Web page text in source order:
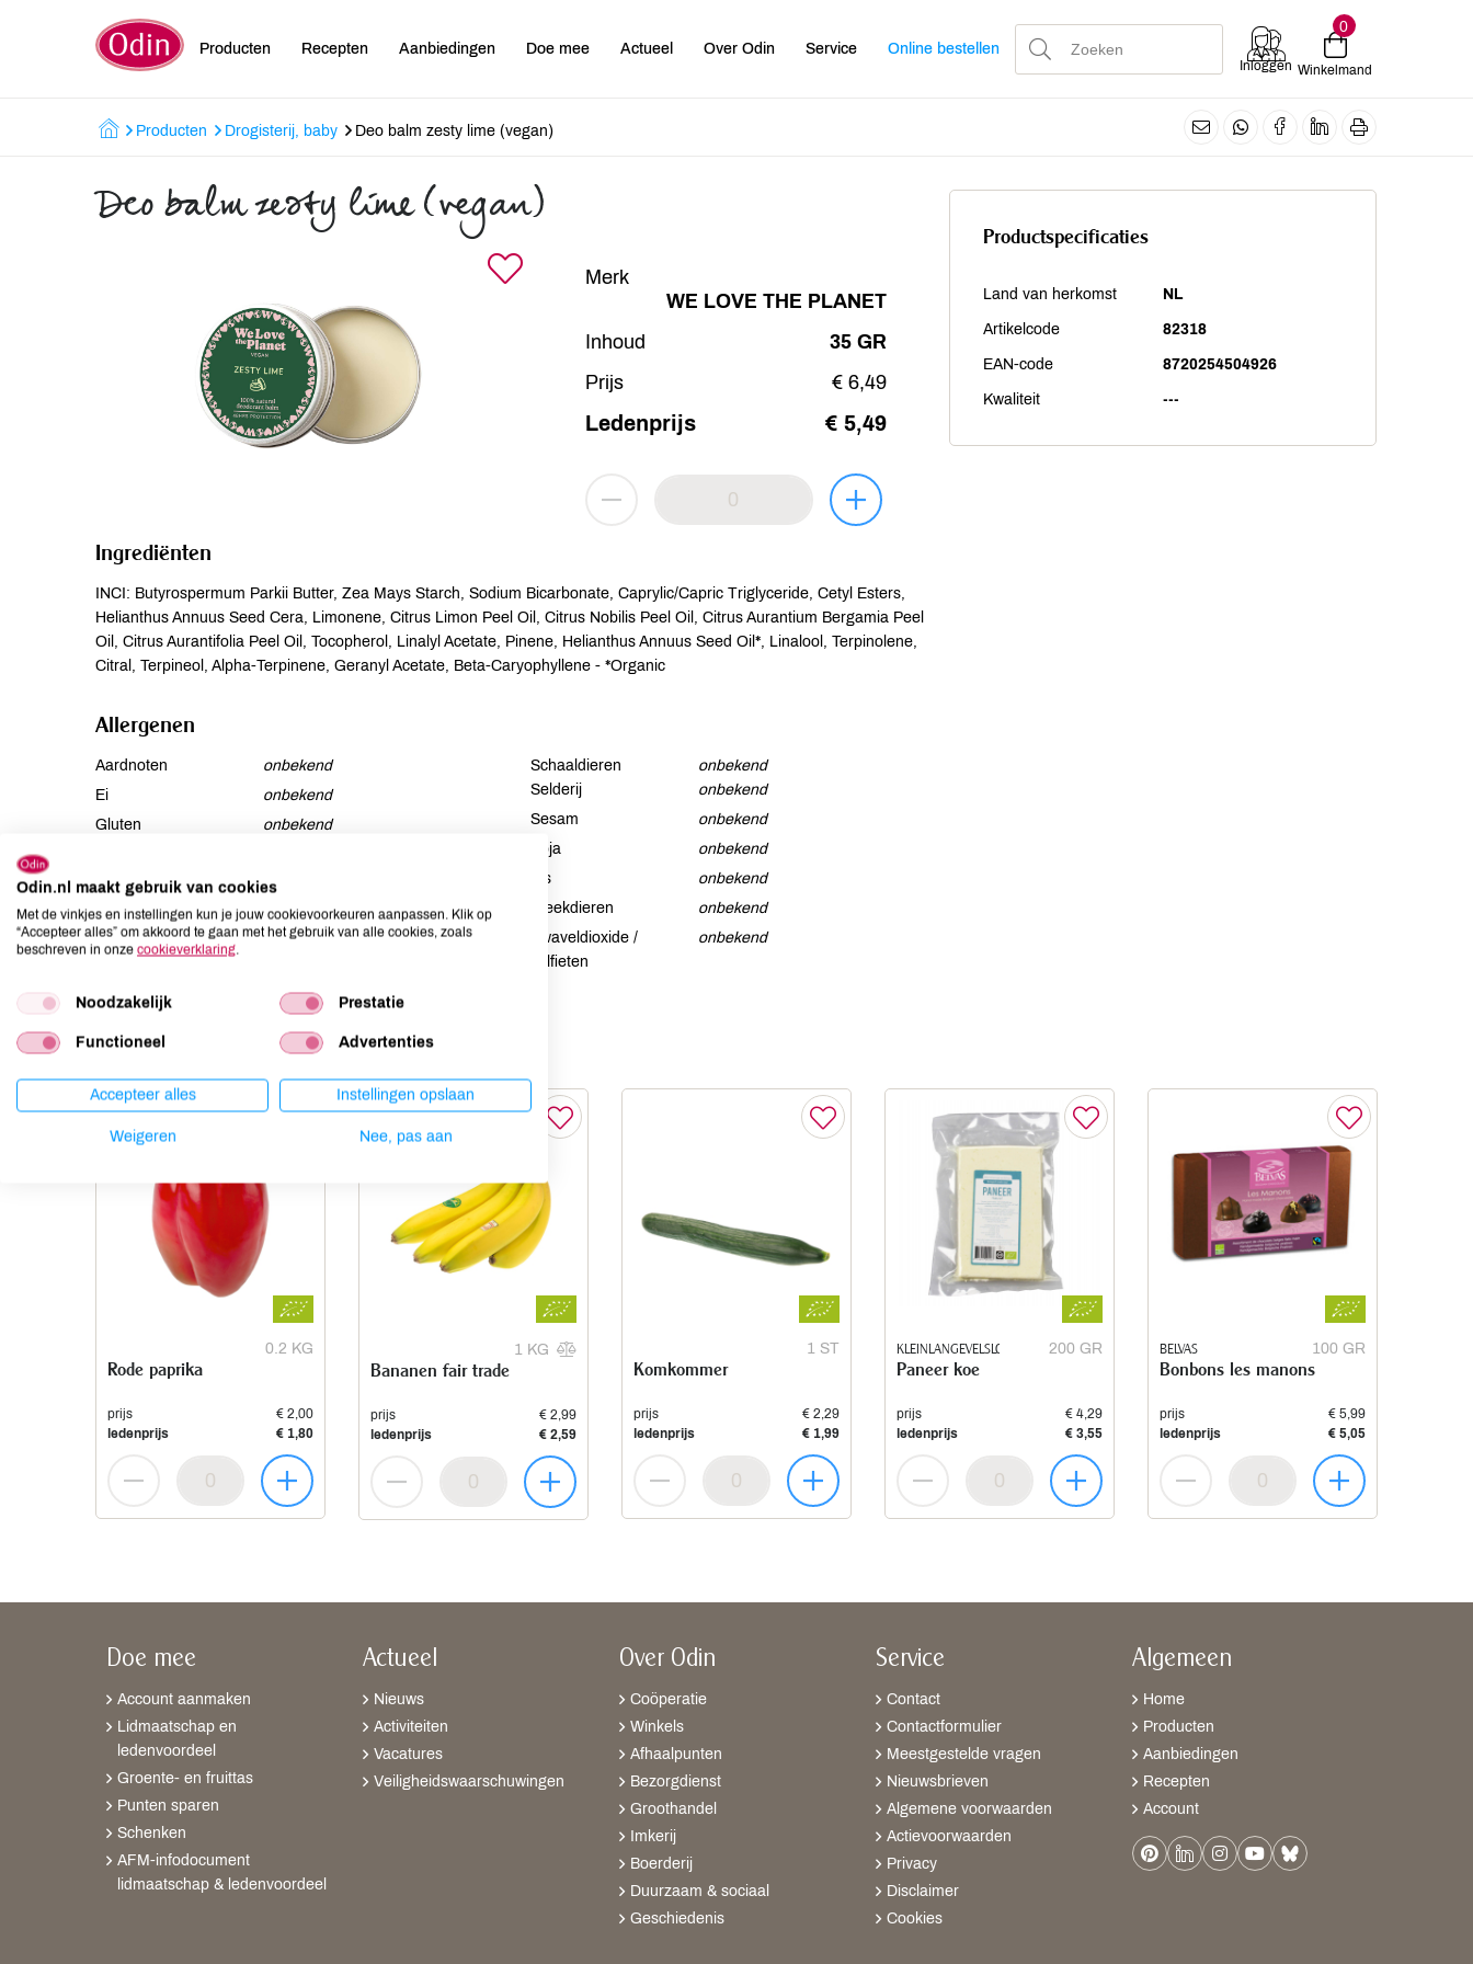
Producten Recepten Aanbiedingen Doe mee Actueel Over Odin Service Online bestellen
Inloggen
0
Winkelmand
Producten Drogisterij, baby Deo balm zesty lime (vegan)
Deo balm zesty lime (vegan)
Merk
WE LOVE THE PLANET
Inhoud
35 GR
Prijs
€ 6,49
Ledenprijs € 5,49
Ingrediënten
INCI: Butyrospermum Parkii Butter, Zea Mays Starch, Sodium Bicarbonate, Caprylic/Capric Triglyceride, Cetyl Esters,
Helianthus Annuus Seed Cera, Limonene, Citrus Limon Peel Oil, Citrus Nobilis Peel Oil, Citrus Aurantium Bergamia Peel
Oil, Citrus Aurantifolia Peel Oil, Tocopherol, Linalyl Acetate, Pinene, Helianthus Annuus Seed Oil*, Linalool, Terpinolene,
Citral, Terpineol, Alpha-Terpinene, Geranyl Acetate, Beta-Caryophyllene - *Organic
Allergenen
Aardnoten
onbekend
Ei
onbekend
Gluten
onbekend
Lupine
onbekend
Mosterd
onbekend
Noten
onbekend
Schaaldieren
onbekend
Selderij
onbekend
Sesam
onbekend
Soja
onbekend
Vis
onbekend
Weekdieren
onbekend
Zwaveldioxide /
sulfieten
onbekend
Productspecificaties
Land van herkomst NL
Artikelcode 82318
EAN-code 8720254504926
Kwaliteit ---
Anderen kochten ook
0.2 KG
Rode paprika
prijs
€ 2,00
ledenprijs
€ 1,80
1 KG
Bananen fair trade
prijs
€ 2,99
ledenprijs
€ 2,59
1 ST
Komkommer
prijs
€ 2,29
ledenprijs
€ 1,99
KLEINLANGEVELSLOO 200 GR
Paneer koe
prijs
€ 4,29
ledenprijs
€ 3,55
BELVAS 100 GR
Bonbons les manons
prijs
€ 5,99
ledenprijs
€ 5,05
Doe mee
Account aanmaken
Lidmaatschap en
ledenvoordeel
Groente- en fruittas
Punten sparen
Schenken
AFM-infodocument
lidmaatschap & ledenvoordeel
Actueel
Nieuws
Activiteiten
Vacatures
Veiligheidswaarschuwingen
Over Odin
Coöperatie
Winkels
Afhaalpunten
Bezorgdienst
Groothandel
Imkerij
Boerderij
Duurzaam & sociaal
Geschiedenis
Service
Contact
Contactformulier
Meestgestelde vragen
Nieuwsbrieven
Algemene voorwaarden
Actievoorwaarden
Privacy
Disclaimer
Cookies
Algemeen
Home
Producten
Aanbiedingen
Recepten
Account
Odin.nl maakt gebruik van cookies
Met de vinkjes en instellingen kun je jouw cookievoorkeuren aanpassen. Klik op
“Accepteer alles” om akkoord te gaan met het gebruik van alle cookies, zoals
beschreven in onze cookieverklaring.
Noodzakelijk Prestatie
Functioneel Advertenties
Accepteer alles Instellingen opslaan
Weigeren Nee, pas aan